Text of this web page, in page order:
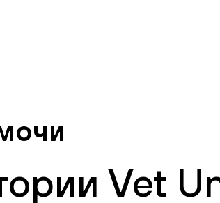
Vet